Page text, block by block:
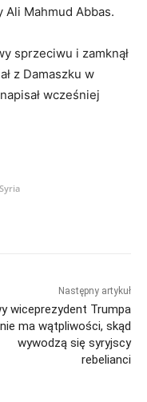
Mahmud Abbas.
sprzeciwu i zamknął
z Damaszku w
wcześniej
Syria
Następny artykuł
wiceprezydent Trumpa
nie ma wątpliwości, skąd
wywodzą się syryjscy
rebelianci